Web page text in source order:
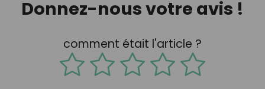
Donnez-nous votre avis !
comment était l'article ?